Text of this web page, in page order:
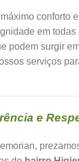
conforto
em todas
podem surgir
serviços
e